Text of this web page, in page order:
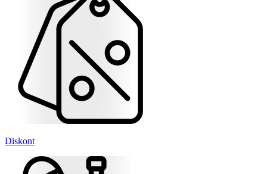
Diskont